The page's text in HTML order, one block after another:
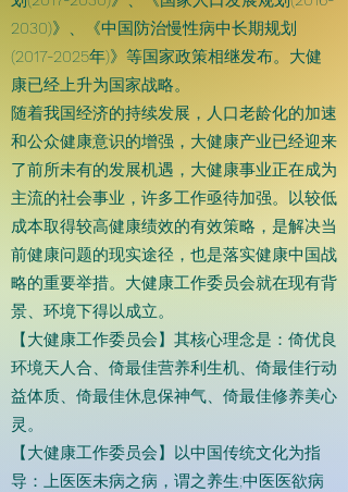
2030)》、《中国防治慢性病中长期规划
(2017-2025年)》等国家政策相继发布。大健
康已经上升为国家战略。
随着我国经济的持续发展，人口老龄化的加速
和公众健康意识的增强，大健康产业已经迎来
了前所未有的发展机遇，大健康事业正在成为
主流的社会事业，许多工作亟待加强。以较低
成本取得较高健康绩效的有效策略，是解决当
前健康问题的现实途径，也是落实健康中国战
略的重要举措。大健康工作委员会就在现有背
景、环境下得以成立。
【大健康工作委员会】其核心理念是：倚优良
环境天人合、倚最佳营养利生机、倚最佳行动
益体质、倚最佳休息保神气、倚最佳修养美心
灵。
【大健康工作委员会】以中国传统文化为指
导：上医医未病之病，谓之养生;中医医欲病